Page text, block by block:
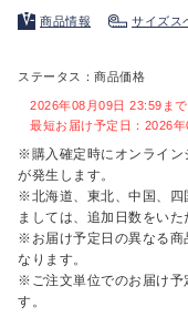
商品情報 サイズス
ステータス：商品価格
2026年08月09日 23:59ま
最短お届け予定日：2026年
※購入確定時にオンライン
が発生します。
※北海道、東北、中国、四
ましては、追加日数をいた
※お届け予定日の異なる商
なります。
※ご注文単位でのお届け予
す。